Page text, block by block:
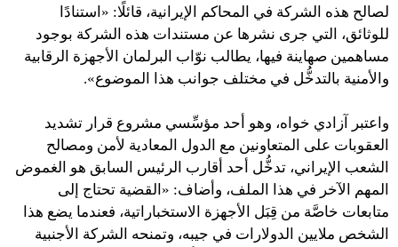
لصالح هذه الشركة في المحاكم الإيرانية، قائلًا: «استنادًا
للوثائق، التي جرى نشرها عن مستندات هذه الشركة بوجود
مساهمين صهاينة فيها، يطالب نوّاب البرلمان الأجهزة الرقابية
والأمنية بالتدخُّل في مختلف جوانب هذا الموضوع».
واعتبر آزادي خواه، وهو أحد مؤسِّسي مشروع قرار تشديد
العقوبات على المتعاونين مع الدول المعادية لأمن ومصالح
الشعب الإيراني، تدخُّل أحد أقارب الرئيس السابق هو الغموض
المهم الآخر في هذا الملف، وأضاف: «القضية تحتاج إلى
متابعات خاصَّة من قِبَل الأجهزة الاستخباراتية، فعندما يضع هذا
الشخص ملايين الدولارات في جيبه، وتمنحه الشركة الأجنبية